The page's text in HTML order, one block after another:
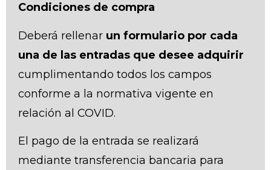
Condiciones de compra
Deberá rellenar un formulario por cada
una de las entradas que desee adquirir
cumplimentando todos los campos
conforme a la normativa vigente en
relación al COVID.
El pago de la entrada se realizará
mediante transferencia bancaria para